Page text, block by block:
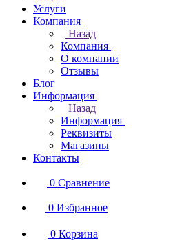
Услуги
Компания
Назад
Компания
О компании
Отзывы
Блог
Информация
Назад
Информация
Реквизиты
Магазины
Контакты
0 Сравнение
0 Избранное
0 Корзина